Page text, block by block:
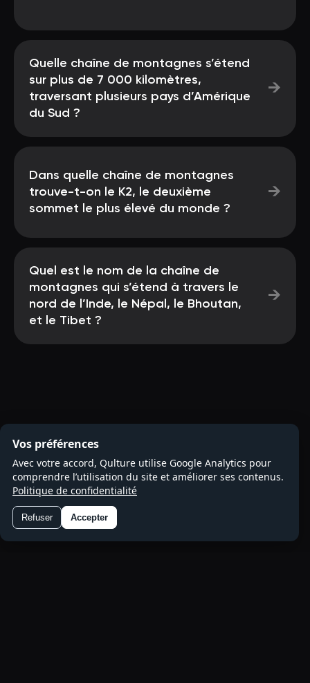
Quelle chaîne de montagnes s’étend
sur plus de 7 000 kilomètres,
traversant plusieurs pays d’Amérique
du Sud ?
→
Dans quelle chaîne de montagnes
trouve-t-on le K2, le deuxième
sommet le plus élevé du monde ?
→
Quel est le nom de la chaîne de
montagnes qui s’étend à travers le
nord de l’Inde, le Népal, le Bhoutan,
et le Tibet ?
→
Vos préférences
Avec votre accord, Qulture utilise Google Analytics pour
comprendre l’utilisation du site et améliorer ses contenus.
Politique de confidentialité
Refuser Accepter